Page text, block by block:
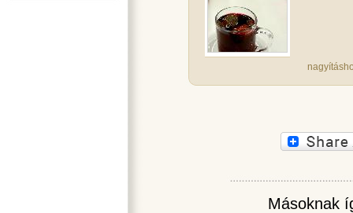
Másoknak